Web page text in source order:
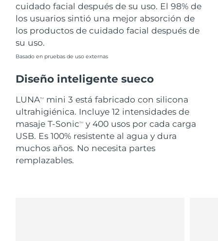
cuidado facial después de su uso. El 98% de
los usuarios sintió una mejor absorción de
los productos de cuidado facial después de
su uso.
Basado en pruebas de uso externas
Diseño inteligente sueco
LUNATM
mini 3 está fabricado con silicona
ultrahigiénica. Incluye 12 intensidades de
masaje T-SonicTM
y 400 usos por cada carga
USB. Es 100% resistente al agua y dura
muchos años. No necesita partes
remplazables.